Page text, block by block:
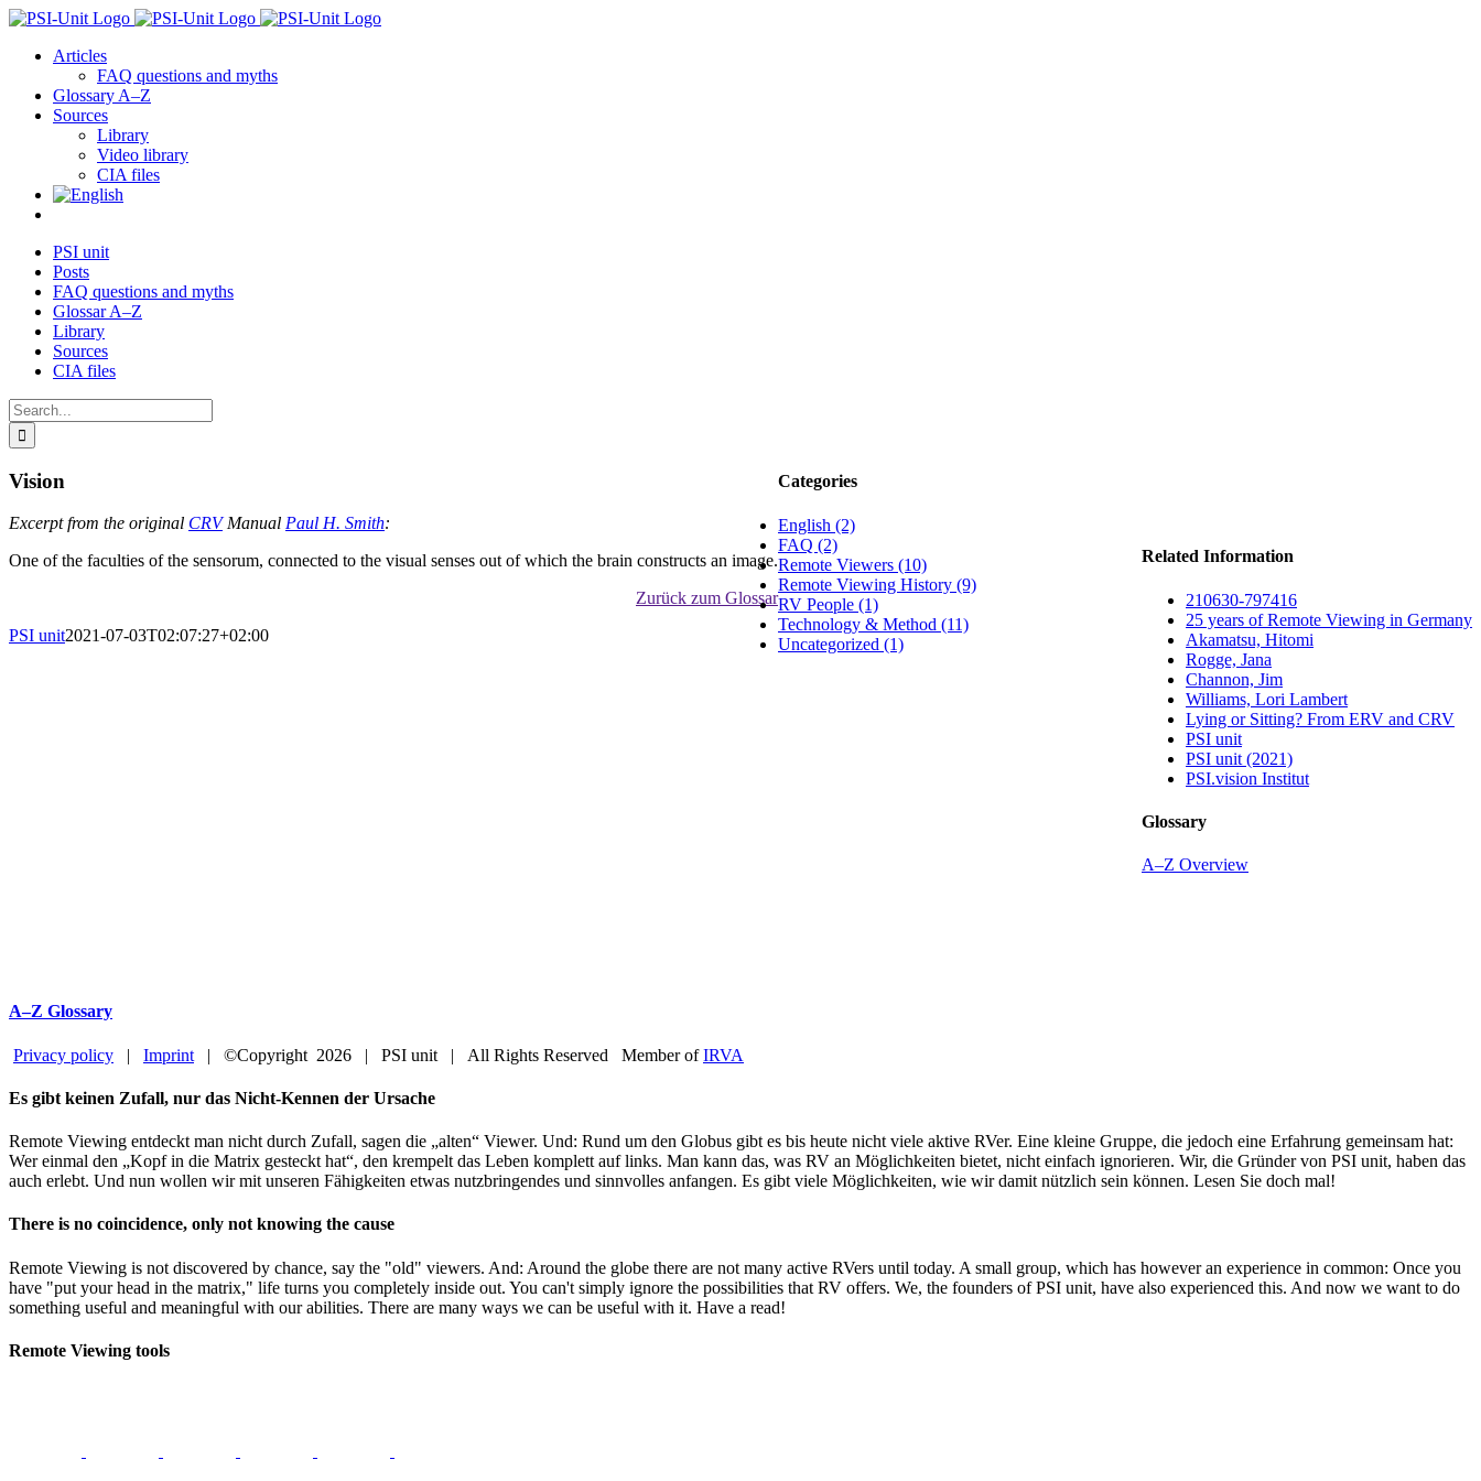
Skip
contentArticles
FAQ questions and myths
Glossary A–Z
Sources
Library
Video library
CIA files
PSI unit
Posts
FAQ questions and myths
Glossar A–Z
Library
Sources
CIA files
Search
for:
Vision
Excerpt from the original CRVManual Paul H. Smith:
One of the faculties of the sensorum, connected to the visual senses out of which the brain constructs an image.
Zurück zum Glossar
PSI unit2021-07-03T02:07:27+02:00
Related Information
210630-797416
25 years of Remote Viewing in Germany
Akamatsu, Hitomi
Rogge, Jana
Channon, Jim
Williams, Lori Lambert
Lying or Sitting? From ERV and CRV
PSI unit
PSI unit (2021)
PSI.vision Institut
Glossary
A–Z Overview
Categories
English (2)
FAQ (2)
Remote Viewers (10)
Remote Viewing History (9)
RV People (1)
Technology & Method (11)
Uncategorized (1)
A–Z Glossary
Privacy policy | Imprint | ©Copyright 2026 | PSI unit | All Rights Reserved Member ofIRVA
Close
Bar
Area
Es gibt keinen Zufall, nur das Nicht-Kennen der Ursache
Remote Viewing entdeckt man nicht durch Zufall, sagen die „alten“ Viewer. Und: Rund um den Globus gibt es bis heute nicht viele aktive RVer. Eine kleine Gruppe, die jedoch eine Erfahrung gemeinsam hat:
Wer einmal den „Kopf in die Matrix gesteckt hat“, den krempelt das Leben komplett auf links. Man kann das, was RV an Möglichkeiten bietet, nicht einfach ignorieren. Wir, die Gründer von PSI unit, haben das
auch erlebt. Und nun wollen wir mit unseren Fähigkeiten etwas nutzbringendes und sinnvolles anfangen. Es gibt viele Möglichkeiten, wie wir damit nützlich sein können. Lesen Sie doch mal!
There is no coincidence, only not knowing the cause
Remote Viewing is not discovered by chance, say the "old" viewers. And: Around the globe there are not many active RVers until today. A small group, which has however an experience in common: Once you
have "put your head in the matrix," life turns you completely inside out. You can't simply ignore the possibilities that RV offers. We, the founders of PSI unit, have also experienced this. And now we want to do
something useful and meaningful with our abilities. There are many ways we can be useful with it. Have a read!
Remote Viewing tools